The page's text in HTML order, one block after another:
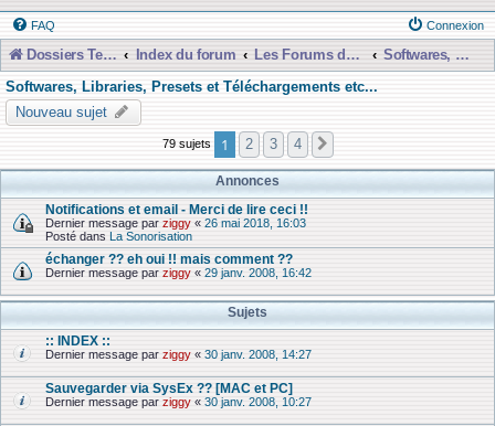
FAQ Connexion
Dossiers Techniques Index du forum Les Forums de Discussions
Softwares, Libraries, Presets et Téléchargements etc...
Softwares, Libraries, Presets et Téléchargements etc...
Nouveau sujet
79 sujets 1 2 3 4
Annonces
Notifications et email - Merci de lire ceci !!
Dernier message par ziggy « 26 mai 2018, 16:03
Posté dans La Sonorisation
échanger ?? eh oui !! mais comment ??
Dernier message par ziggy « 29 janv. 2008, 16:42
Sujets
:: INDEX ::
Dernier message par ziggy « 30 janv. 2008, 14:27
Sauvegarder via SysEx ?? [MAC et PC]
Dernier message par ziggy « 30 janv. 2008, 10:27